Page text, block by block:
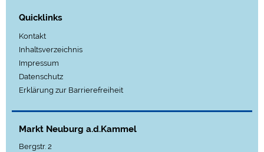
Quicklinks
Kontakt
Inhaltsverzeichnis
Impressum
Datenschutz
Erklärung zur Barrierefreiheit
Markt Neuburg a.d.Kammel
Bergstr. 2